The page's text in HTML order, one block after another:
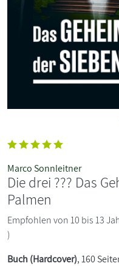
Marco Sonnleitner
Die drei ??? Das
Palmen
Empfohlen von 10 bis 13
)
Buch (Hardcover), 160